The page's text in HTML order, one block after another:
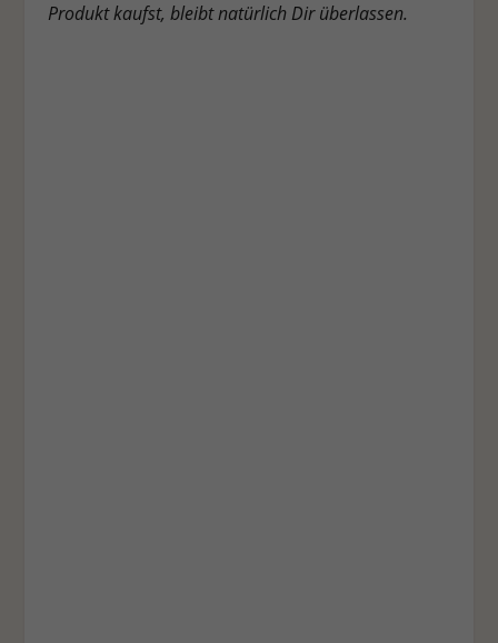
Produkt kaufst, bleibt natürlich Dir überlassen.